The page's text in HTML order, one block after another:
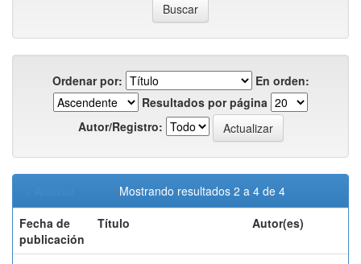
Ordenar por:
En orden:
Resultados por página
Autor/Registro:
Mostrando resultados 2 a 4 de 4
Fecha de
publicación
Título Autor(es)